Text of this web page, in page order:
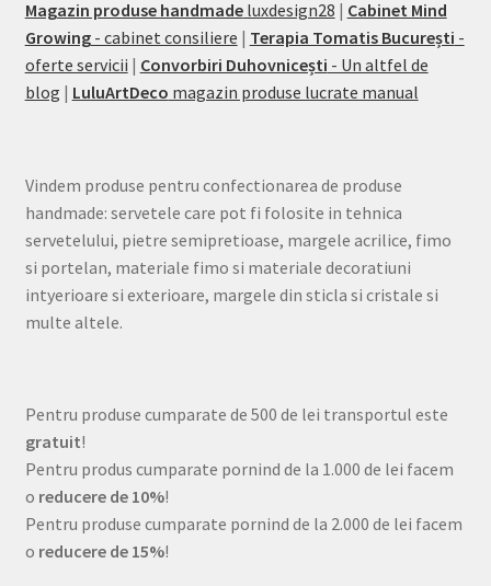
Magazin produse handmadeluxdesign28 | Cabinet Mind
Growing- cabinet consiliere | Terapia Tomatis București -
oferte servicii | Convorbiri Duhovnicești - Un altfel de
blog | LuluArtDeco magazin produse lucrate manual
Vindem produse pentru confectionarea de produse
handmade: servetele care pot fi folosite in tehnica
servetelului, pietre semipretioase, margele acrilice, fimo
si portelan, materiale fimo si materiale decoratiuni
intyerioare si exterioare, margele din sticla si cristale si
multe altele.
Pentru produse cumparate de 500 de lei transportul este
gratuit!
Pentru produs cumparate pornind de la 1.000 de lei facem
o reducere de 10%!
Pentru produse cumparate pornind de la 2.000 de lei facem
o reducere de 15%!